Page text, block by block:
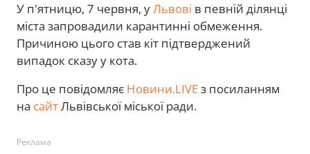
У п'ятницю, 7 червня, уЛьвові в певній ділянці
міста запровадили карантинні обмеження.
Причиною цього став кіт підтверджений
випадок сказу у кота.
Про це повідомляє Новини.LIVEз посиланням
на сайтЛьвівської міської ради.
Реклама